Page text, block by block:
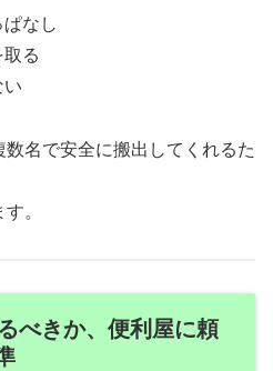
なし
る
い
名で安全に搬出してくれるた
。
べきか、便利屋に頼